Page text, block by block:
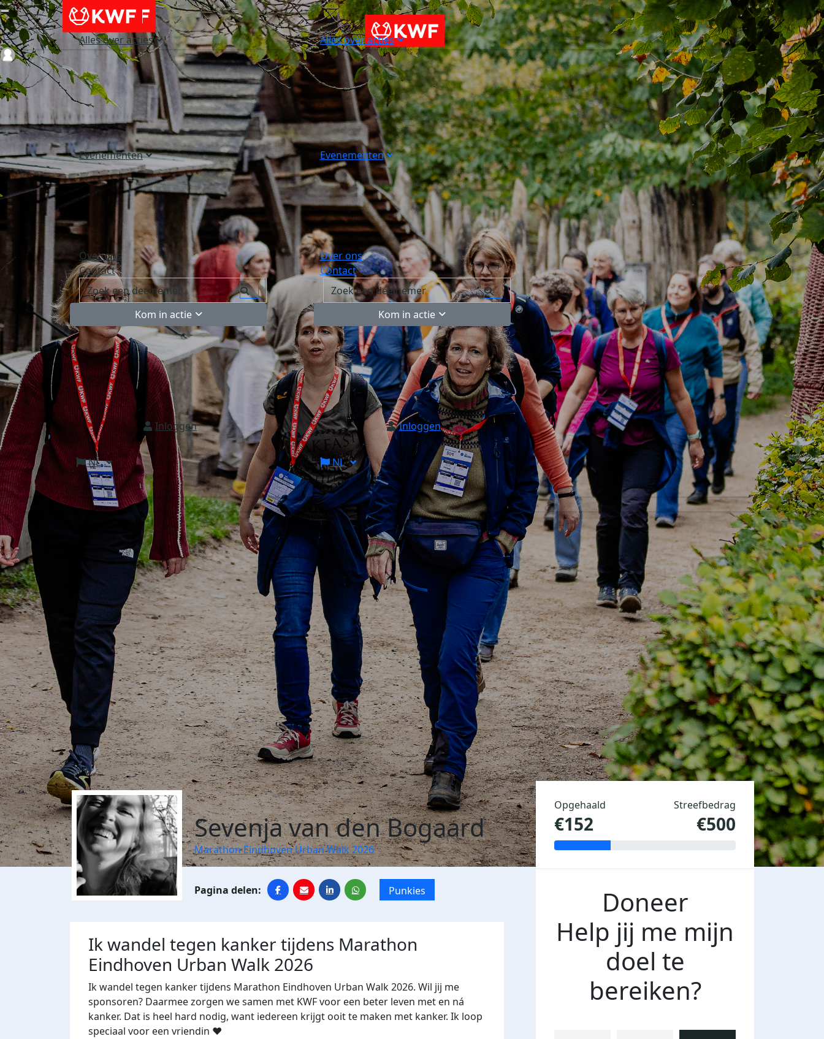
Alles over acties
Evenementen
Over ons
Contact
Kom in actie
Inloggen
NL
Alles over acties
Evenementen
Over ons
Contact
Kom in actie
Inloggen
NL
Login
Sevenja van den Bogaard
Marathon Eindhoven Urban Walk 2026
Punkies
Ik wandel tegen kanker tijdens Marathon
Eindhoven Urban Walk 2026
Ik wandel tegen kanker tijdens Marathon Eindhoven Urban Walk 2026. Wil jij me
sponsoren? Daarmee zorgen we samen met KWF voor een beter leven met en ná
kanker. Dat is heel hard nodig, want iedereen krijgt ooit te maken met kanker. Ik loop
speciaal voor een vriendin ♥️
Opgehaald
€152
Streefbedrag
€500
Doneer
Help jij me mijn
doel te
bereiken?